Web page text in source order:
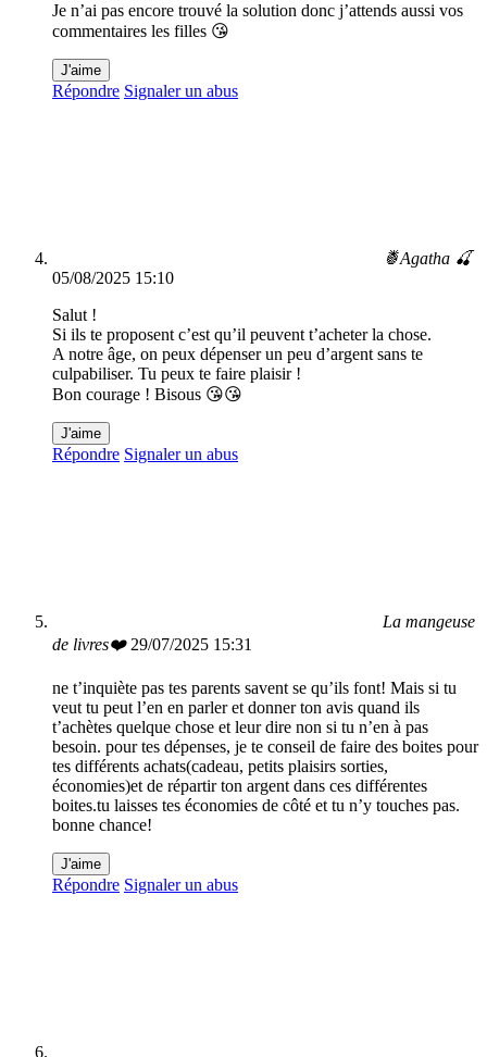
Je n’ai pas encore trouvé la solution donc j’attends aussi vos
commentaires les filles 😘
J'aime
Répondre Signaler un abus
🍍Agatha 🍒
05/08/2025 15:10
Salut !
Si ils te proposent c’est qu’il peuvent t’acheter la chose.
A notre âge, on peux dépenser un peu d’argent sans te
culpabiliser. Tu peux te faire plaisir !
Bon courage ! Bisous 😘😘
J'aime
Répondre Signaler un abus
La mangeuse
de livres❤️ 29/07/2025 15:31
ne t’inquiète pas tes parents savent se qu’ils font! Mais si tu
veut tu peut l’en en parler et donner ton avis quand ils
t’achètes quelque chose et leur dire non si tu n’en à pas
besoin. pour tes dépenses, je te conseil de faire des boites pour
tes différents achats(cadeau, petits plaisirs sorties,
économies)et de répartir ton argent dans ces différentes
boites.tu laisses tes économies de côté et tu n’y touches pas.
bonne chance!
J'aime
Répondre Signaler un abus